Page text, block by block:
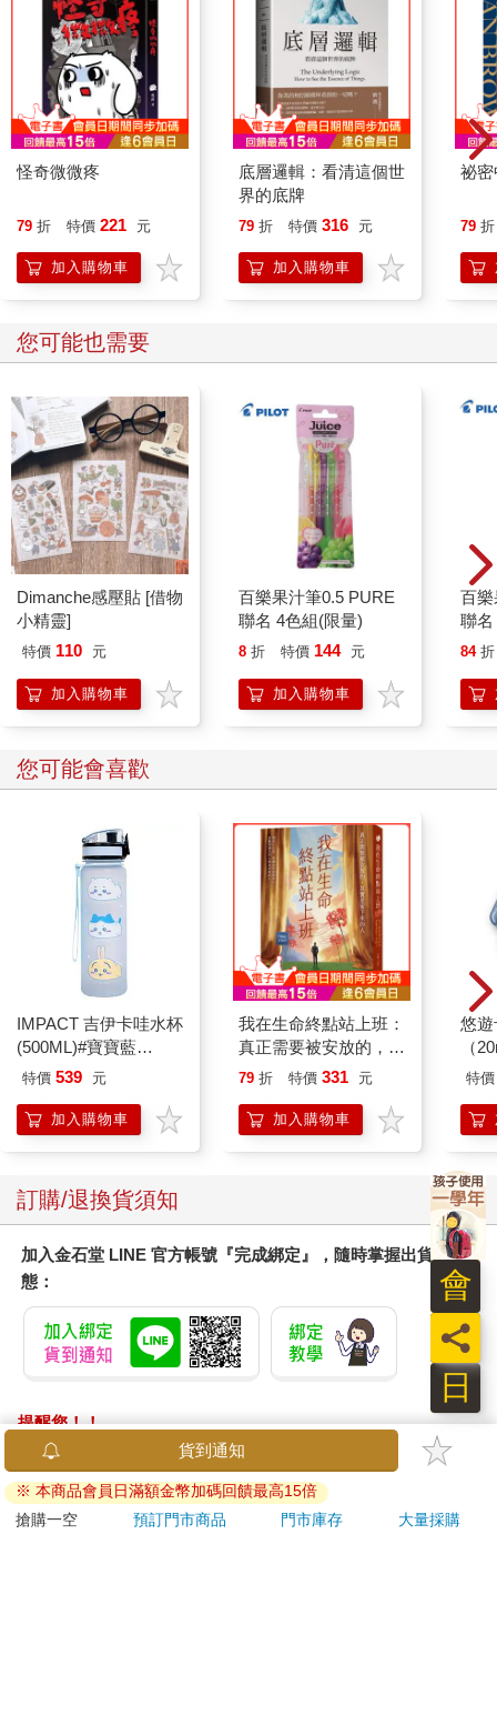
怪奇微微疼
79 折 特價 221 元
加入購物車
底層邏輯：看清這個世
界的底牌
79 折 特價 316 元
加入購物車
祕
79 折
您可能也需要
Dimanche感壓貼 [借物
小精靈]
特價 110 元
加入購物車
百樂果汁筆0.5 PURE
聯名 4色組(限量)
8 折 特價 144 元
加入購物車
百
聯
84 折
您可能會喜歡
IMPACT 吉伊卡哇水杯
(500ML)#寶寶藍
IMCHB01LB
特價 539 元
加入購物車
我在生命終點站上班：
真正需要被安放的，其
實是留下來的人
79 折 特價 331 元
加入購物車
悠
（
特價
訂購/退換貨須知
加入金石堂 LINE 官方帳號『完成綁定』，隨時掌握出貨動
態：
提醒您！！
金石堂及銀行均不會請您操作ATM! 如接獲電話要求您前往
ATM提款機，請不要聽從指示，以免受騙上當！
退換貨須知：
貨到通知
※ 本商品會員日滿額金幣加碼回饋最高15倍
搶購一空
預訂門市商品 門市庫存 大量採購
日
員
會